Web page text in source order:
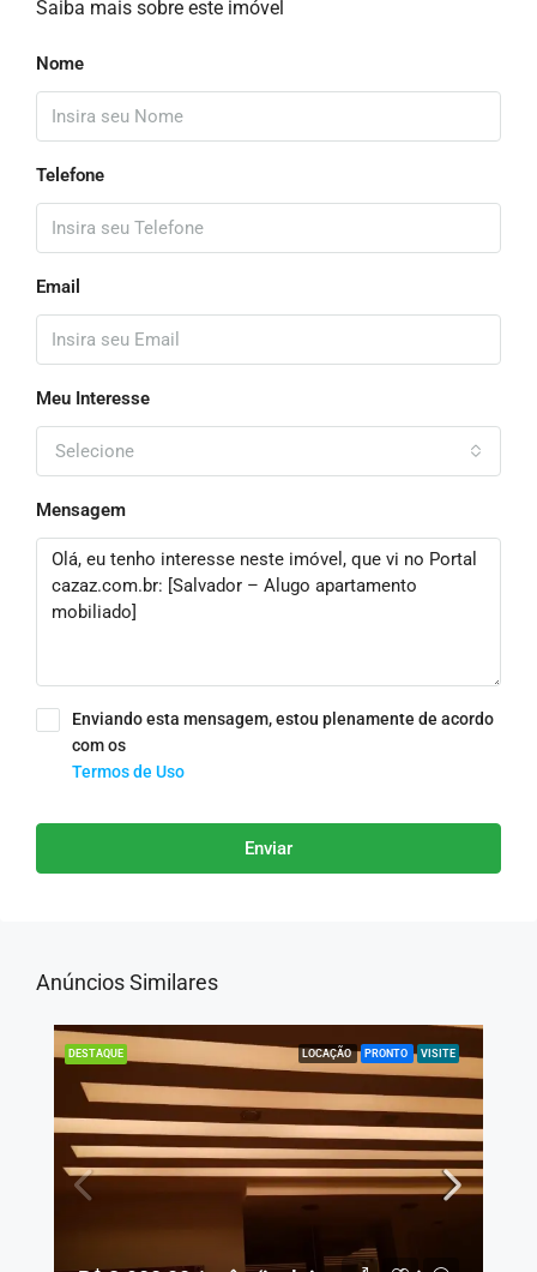
Saiba mais sobre este imóvel
Nome
Telefone
Email
Meu Interesse
Selecione
Mensagem
Enviando esta mensagem, estou plenamente de acordo
com os
Termos de Uso
Enviar
Anúncios Similares
DESTAQUE LOCAÇÃO PRONTO VISITE